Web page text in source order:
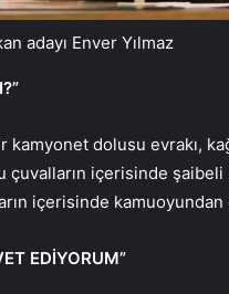
adayı Enver Yılmaz
kamyonet dolusu evrakı,
çuvalların içerisinde
içerisinde
EDİYORUM”